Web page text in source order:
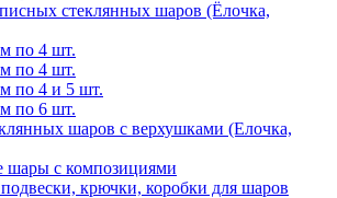
стеклянных шаров (Ёлочка,
по 4 шт.
по 4 шт.
по 4 и 5 шт.
по 6 шт.
шаров с верхушками (Елочка,
шары с композициями
крючки, коробки для шаров